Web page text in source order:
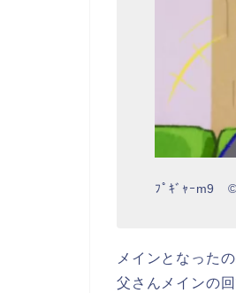
ﾌﾟｷﾞｬｰm9 ©
メインとなった
父さんメインの回